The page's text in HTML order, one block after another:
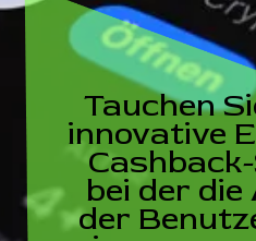
Tauchen
innovative
bei der
der